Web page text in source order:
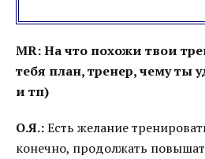
MR: На что похожи твои
тебя план, тренер, чему ты
и тп)
О.Я.:Есть желание
конечно, продолжать